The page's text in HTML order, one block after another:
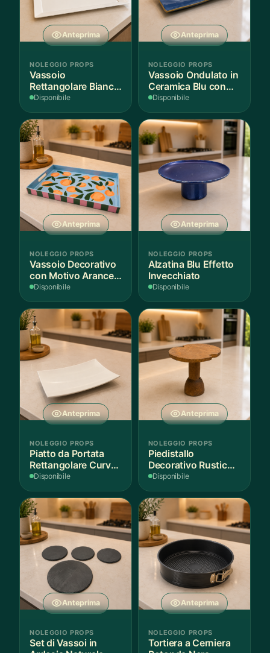
Anteprima
NOLEGGIO PROPS
Vassoio
Rettangolare Bianco
per Scenografie
Disponibile
Anteprima
NOLEGGIO PROPS
Vassoio Ondulato in
Ceramica Blu con
Bordo Dorato
Disponibile
Anteprima
NOLEGGIO PROPS
Vassoio Decorativo
con Motivo Arance e
Foglie
Disponibile
Anteprima
NOLEGGIO PROPS
Alzatina Blu Effetto
Invecchiato
Disponibile
Anteprima
NOLEGGIO PROPS
Piatto da Portata
Rettangolare Curvo
Bianco
Disponibile
Anteprima
NOLEGGIO PROPS
Piedistallo
Decorativo Rustico
in Legno
Disponibile
Anteprima
NOLEGGIO PROPS
Set di Vassoi in
Anteprima
NOLEGGIO PROPS
Tortiera a Cerniera